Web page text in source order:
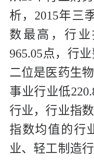
析，2015年三
数最高，行
965.05点，行
二位是医药生
事业行业低
行业，行业指
指数均值的行
业、轻工制造